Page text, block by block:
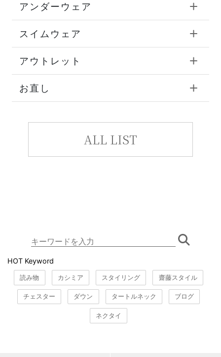
アンダーウェア
スイムウェア
アウトレット
お直し
ALL LIST
HOT Keyword
読み物 カシミア スタイリング 齋藤スタイル
チェスター ダウン タートルネック ブログ
ネクタイ